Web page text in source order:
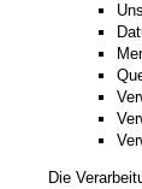
Die